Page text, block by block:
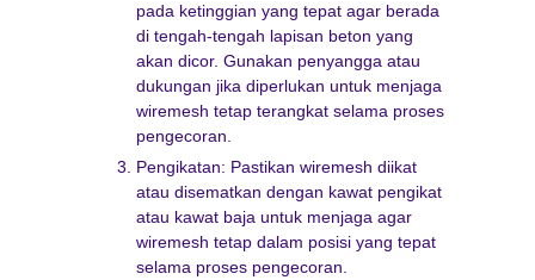
pada ketinggian yang tepat agar berada
di tengah-tengah lapisan beton yang
akan dicor. Gunakan penyangga atau
dukungan jika diperlukan untuk menjaga
wiremesh tetap terangkat selama proses
pengecoran.
Pengikatan: Pastikan wiremesh diikat
atau disematkan dengan kawat pengikat
atau kawat baja untuk menjaga agar
wiremesh tetap dalam posisi yang tepat
selama proses pengecoran.